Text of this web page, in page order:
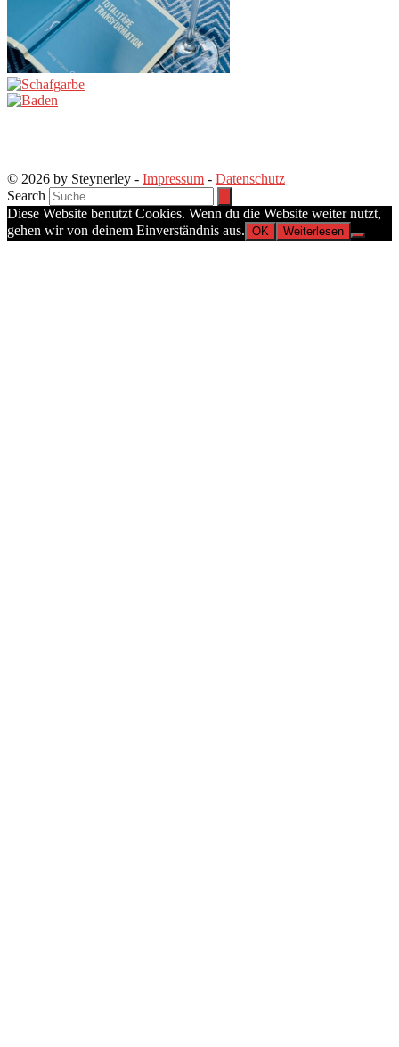
© 2026 by Steynerley - Impressum - Datenschutz
Search
Diese Website benutzt Cookies. Wenn du die Website weiter nutzt,
gehen wir von deinem Einverständnis aus. OK Weiterlesen